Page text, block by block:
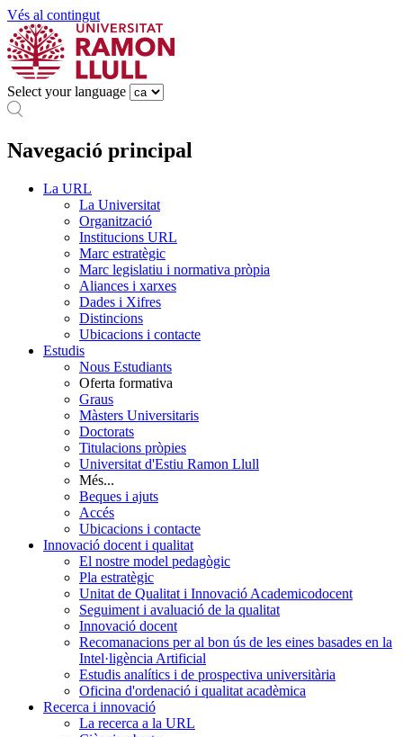
Vés al contingut
Select your language
Navegació principal
La URL
La Universitat
Organització
Institucions URL
Marc estratègic
Marc legislatiu i normativa pròpia
Aliances i xarxes
Dades i Xifres
Distincions
Ubicacions i contacte
Estudis
Nous Estudiants
Oferta formativa
Graus
Màsters Universitaris
Doctorats
Titulacions pròpies
Universitat d'Estiu Ramon Llull
Més...
Beques i ajuts
Accés
Ubicacions i contacte
Innovació docent i qualitat
El nostre model pedagògic
Pla estratègic
Unitat de Qualitat i Innovació Academicodocent
Seguiment i avaluació de la qualitat
Innovació docent
Recomanacions per al bon ús de les eines basades en la
Intel·ligència Artificial
Estudis analítics i de prospectiva universitària
Oficina d'ordenació i qualitat acadèmica
Recerca i innovació
La recerca a la URL